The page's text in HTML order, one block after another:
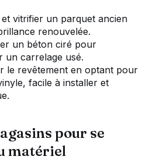
vitrifier un parquet ancien
renouvelée.
un béton ciré pour
un carrelage usé.
le revêtement en optant pour
facile à installer et
pour se
matériel